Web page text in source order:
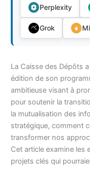
Perplexity
Grok
La Caisse des Dépôts
édition de son
ambitieuse visant à
pour soutenir la
la mutualisation des
stratégique, comment
transformer nos
Cet article examine les
projets clés qui